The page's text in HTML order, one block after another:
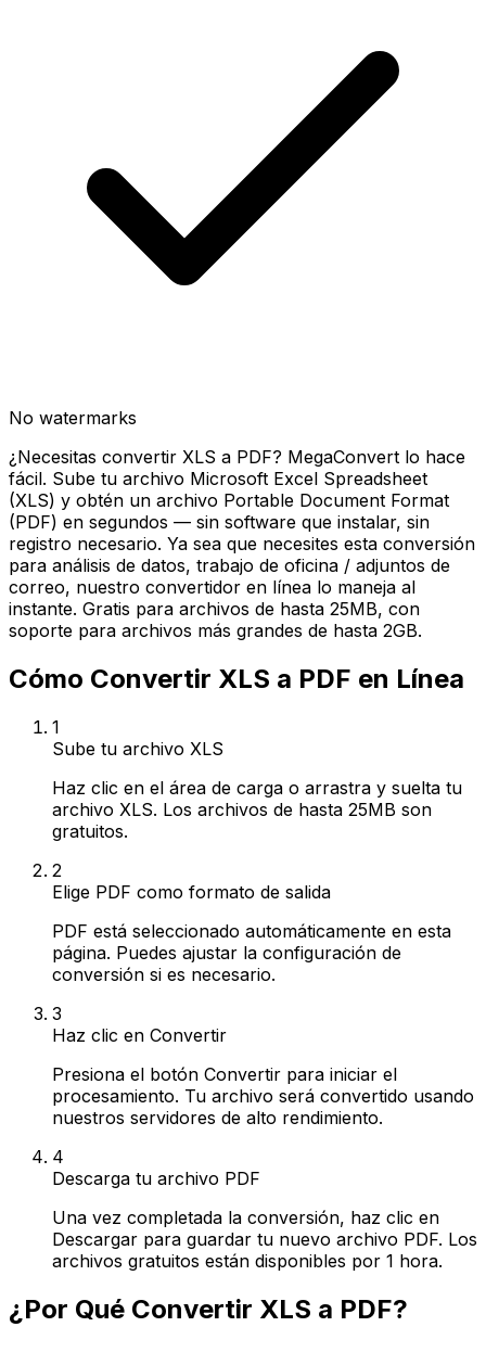
No watermarks
¿Necesitas convertir XLS a PDF? MegaConvert lo hace
fácil. Sube tu archivo Microsoft Excel Spreadsheet
(XLS) y obtén un archivo Portable Document Format
(PDF) en segundos — sin software que instalar, sin
registro necesario. Ya sea que necesites esta conversión
para análisis de datos, trabajo de oficina / adjuntos de
correo, nuestro convertidor en línea lo maneja al
instante. Gratis para archivos de hasta 25MB, con
soporte para archivos más grandes de hasta 2GB.
Cómo Convertir XLS a PDF en Línea
1
Sube tu archivo XLS
Haz clic en el área de carga o arrastra y suelta tu
archivo XLS. Los archivos de hasta 25MB son
gratuitos.
2
Elige PDF como formato de salida
PDF está seleccionado automáticamente en esta
página. Puedes ajustar la configuración de
conversión si es necesario.
3
Haz clic en Convertir
Presiona el botón Convertir para iniciar el
procesamiento. Tu archivo será convertido usando
nuestros servidores de alto rendimiento.
4
Descarga tu archivo PDF
Una vez completada la conversión, haz clic en
Descargar para guardar tu nuevo archivo PDF. Los
archivos gratuitos están disponibles por 1 hora.
¿Por Qué Convertir XLS a PDF?